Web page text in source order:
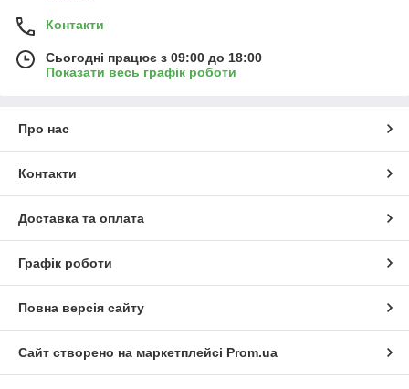
Контакти
Сьогодні працює з 09:00 до 18:00
Показати весь графік роботи
Про нас
Контакти
Доставка та оплата
Графік роботи
Повна версія сайту
Сайт створено на маркетплейсі Prom.ua